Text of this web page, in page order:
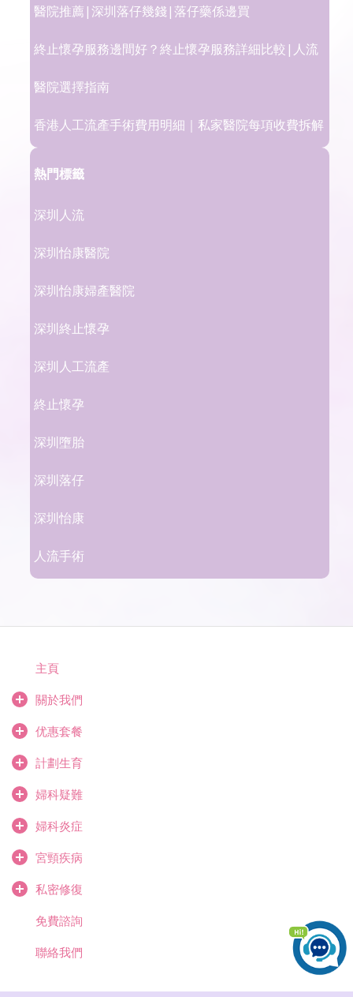
醫院推薦|深圳落仔幾錢|落仔藥係邊買
終止懷孕服務邊間好？終止懷孕服務詳細比較|人流
醫院選擇指南
香港人工流產手術費用明細｜私家醫院每項收費拆解
熱門標籤
深圳人流
深圳怡康醫院
深圳怡康婦產醫院
深圳終止懷孕
深圳人工流產
終止懷孕
深圳墮胎
深圳落仔
深圳怡康
人流手術
主頁
關於我們
优惠套餐
計劃生育
婦科疑難
婦科炎症
宮頸疾病
私密修復
免費諮詢
聯絡我們